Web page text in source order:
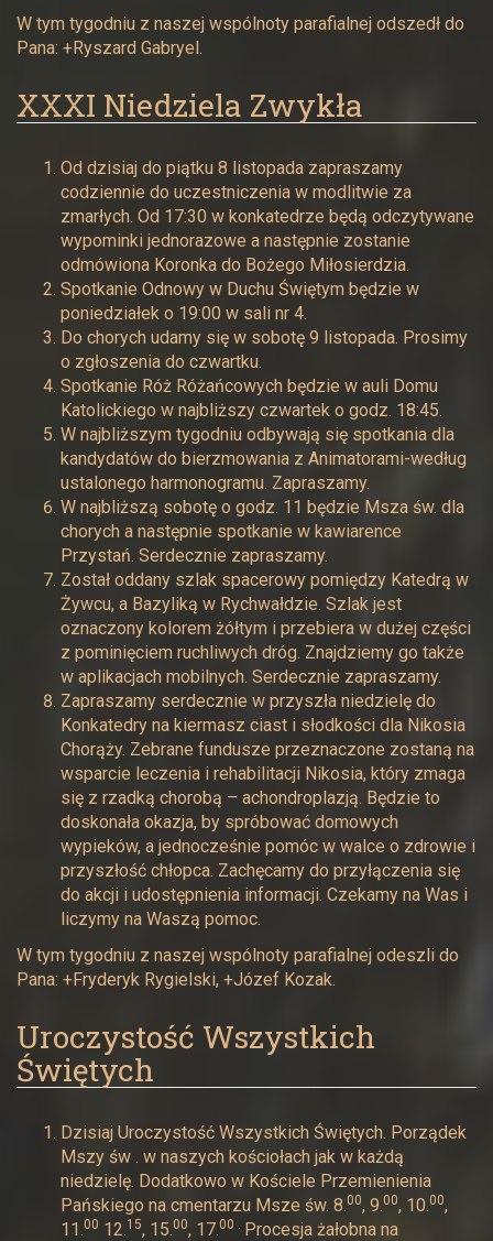
W tym tygodniu z naszej wspólnoty parafialnej odszedł do
Pana: +Ryszard Gabryel.
XXXI Niedziela Zwykła
Od dzisiaj do piątku 8 listopada zapraszamy
codziennie do uczestniczenia w modlitwie za
zmarłych. Od 17:30 w konkatedrze będą odczytywane
wypominki jednorazowe a następnie zostanie
odmówiona Koronka do Bożego Miłosierdzia.
Spotkanie Odnowy w Duchu Świętym będzie w
poniedziałek o 19:00 w sali nr 4.
Do chorych udamy się w sobotę 9 listopada. Prosimy
o zgłoszenia do czwartku.
Spotkanie Róż Różańcowych będzie w auli Domu
Katolickiego w najbliższy czwartek o godz. 18:45.
W najbliższym tygodniu odbywają się spotkania dla
kandydatów do bierzmowania z Animatorami-według
ustalonego harmonogramu. Zapraszamy.
W najbliższą sobotę o godz. 11 będzie Msza św. dla
chorych a następnie spotkanie w kawiarence
Przystań. Serdecznie zapraszamy.
Został oddany szlak spacerowy pomiędzy Katedrą w
Żywcu, a Bazyliką w Rychwałdzie. Szlak jest
oznaczony kolorem żółtym i przebiera w dużej części
z pominięciem ruchliwych dróg. Znajdziemy go także
w aplikacjach mobilnych. Serdecznie zapraszamy.
Zapraszamy serdecznie w przyszła niedzielę do
Konkatedry na kiermasz ciast i słodkości dla Nikosia
Chorąży. Zebrane fundusze przeznaczone zostaną na
wsparcie leczenia i rehabilitacji Nikosia, który zmaga
się z rzadką chorobą – achondroplazją. Będzie to
doskonała okazja, by spróbować domowych
wypieków, a jednocześnie pomóc w walce o zdrowie i
przyszłość chłopca. Zachęcamy do przyłączenia się
do akcji i udostępnienia informacji. Czekamy na Was i
liczymy na Waszą pomoc.
W tym tygodniu z naszej wspólnoty parafialnej odeszli do
Pana: +Fryderyk Rygielski, +Józef Kozak.
Uroczystość Wszystkich
Świętych
Dzisiaj Uroczystość Wszystkich Świętych. Porządek
Mszy św . w naszych kościołach jak w każdą
niedzielę. Dodatkowo w Kościele Przemienienia
Pańskiego na cmentarzu Msze św. 8.00, 9.00, 10.00,
11.00 12.15, 15.00, 17.00 . Procesja żałobna na